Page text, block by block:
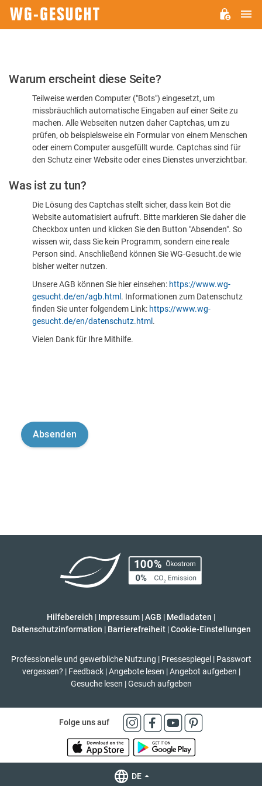
Bitte
dass
sind
Warum erscheint diese Seite?
Teilweise werden Computer ("Bots") eingesetzt, um
missbräuchlich automatische Eingaben auf einer Seite zu
machen. Alle Webseiten nutzen daher Captchas, um zu
prüfen, ob beispielsweise ein Formular von einem Menschen
oder einem Computer ausgefüllt wurde. Captchas sind für
den Schutz einer Website oder eines Dienstes unverzichtbar.
Was ist zu tun?
Die Lösung des Captchas stellt sicher, dass kein Bot die
Website automatisiert aufruft. Bitte markieren Sie daher die
Checkbox unten und klicken Sie den Button "Absenden". So
wissen wir, dass Sie kein Programm, sondern eine reale
Person sind. Anschließend können Sie WG-Gesucht.de wie
bisher weiter nutzen.
Unsere AGB können Sie hier einsehen: https://www.wg-
gesucht.de/en/agb.html . Informationen zum Datenschutz
finden Sie unter folgendem Link: https://www.wg-
gesucht.de/en/datenschutz.html .
Vielen Dank für Ihre Mithilfe.
Hilfebereich | Impressum |AGB | Mediadaten |
Datenschutzinformation | Barrierefreiheit | Cookie-Einstellungen
Professionelle und gewerbliche Nutzung | Pressespiegel | Passwort
vergessen? | Feedback | Angebote lesen | Angebot aufgeben |
Gesuche lesen | Gesuch aufgeben
Folge uns auf
DE